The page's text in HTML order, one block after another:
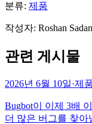
분류: 제품
작성자: Roshan
관련 게시물
2026년 6월 10일·제
Bugbot이 이제 3배
더 많은 버그를 찾아